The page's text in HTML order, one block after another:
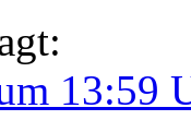
13:59